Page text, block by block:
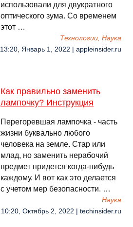
использовали для двукратного
оптического зума. Со временем
этот …
Технологии, Наука
13:20, Январь 1, 2022 | appleinsider.ru
Как правильно заменить
лампочку? Инструкция
Перегоревшая лампочка - часть
жизни буквально любого
человека на земле. Стар или
млад, но заменить нерабочий
предмет придется когда-нибудь
каждому. И вот как это делается
с учетом мер безопасности. …
Наука
10:20, Октябрь 2, 2022 | techinsider.ru